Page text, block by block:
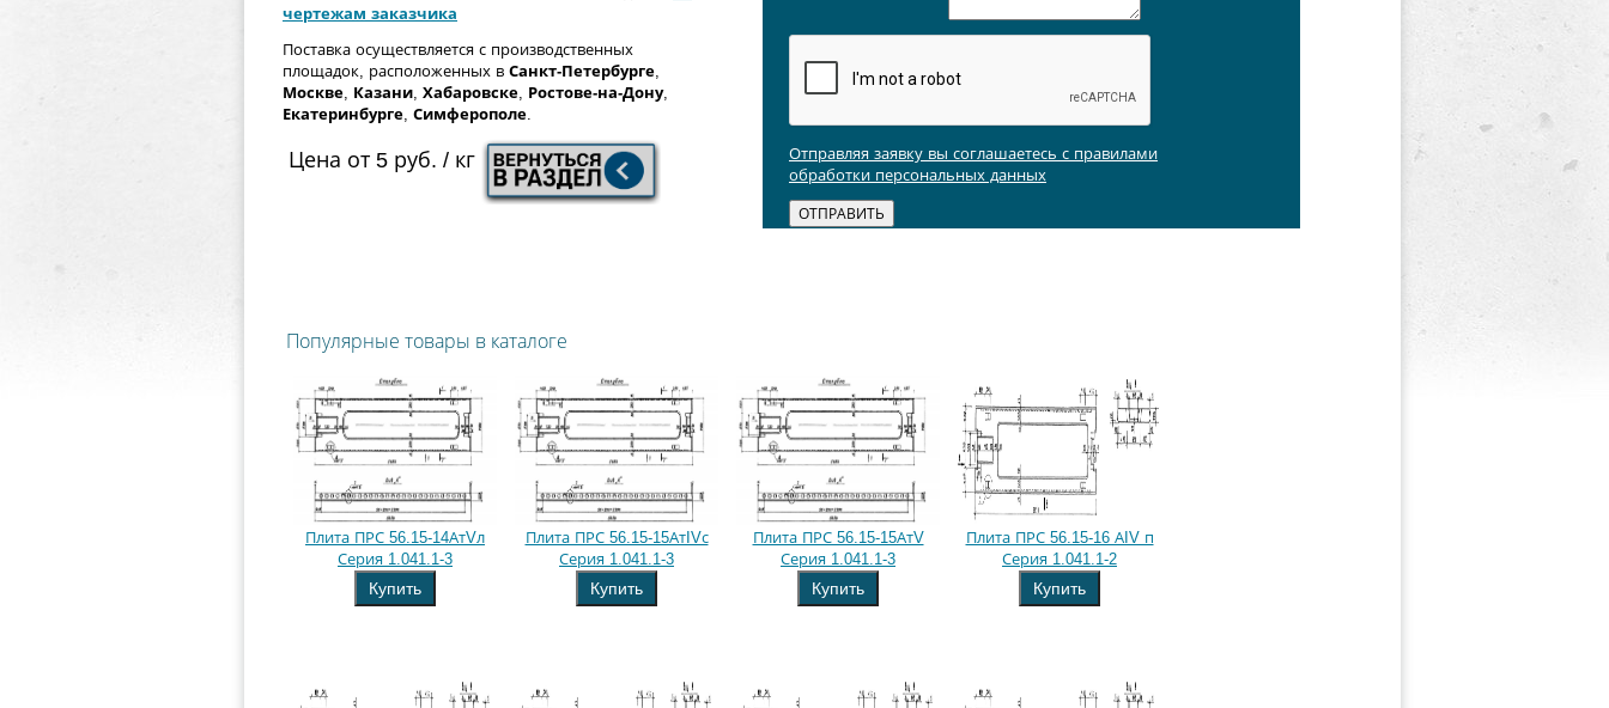
чертежам заказчика
Поставка осуществляется с производственных
площадок, расположенных в Санкт-Петербурге,
Москве, Казани, Хабаровске, Ростове-на-Дону,
Екатеринбурге, Симферополе.
Цена от 5 руб. / кг
Отправляя заявку вы соглашаетесь с правилами
обработки персональных данных
Популярные товары в каталоге
Плита ПРС 56.15-14АтVл
Серия 1.041.1-3
Купить
Плита ПРС 56.15-15АтIVс
Серия 1.041.1-3
Купить
Плита ПРС 56.15-15АтV
Серия 1.041.1-3
Купить
Плита ПРС 56.15-16 АIV п
Серия 1.041.1-2
Купить